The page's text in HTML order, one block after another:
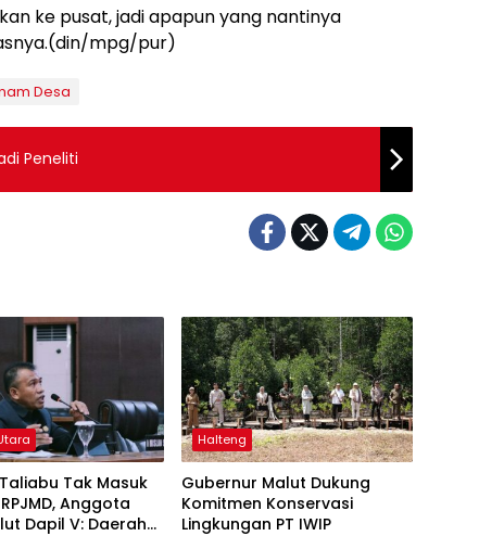
ke pusat, jadi apapun yang nantinya
mpg/pur)
Desa
Peneliti
Tak Masuk
Anggota
Dapil V: Daerah
Halteng
Gubernur Malut Dukung
Komitmen Konservasi
Lingkungan PT IWIP